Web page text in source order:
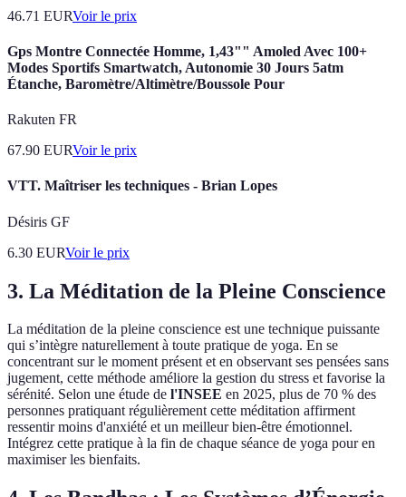
46.71 EURVoir le prix
Gps Montre Connectée Homme, 1,43"" Amoled Avec 100+
Modes Sportifs Smartwatch, Autonomie 30 Jours 5atm
Étanche, Baromètre/Altimètre/Boussole Pour
Rakuten FR
67.90 EURVoir le prix
VTT. Maîtriser les techniques - Brian Lopes
Désiris GF
6.30 EURVoir le prix
3. La Méditation de la Pleine Conscience
La méditation de la pleine conscience est une technique puissante
qui s’intègre naturellement à toute pratique de yoga. En se
concentrant sur le moment présent et en observant ses pensées sans
jugement, cette méthode améliore la gestion du stress et favorise la
sérénité. Selon une étude de l'INSEE en 2025, plus de 70 % des
personnes pratiquant régulièrement cette méditation affirment
ressentir moins d'anxiété et un meilleur bien-être émotionnel.
Intégrez cette pratique à la fin de chaque séance de yoga pour en
maximiser les bienfaits.